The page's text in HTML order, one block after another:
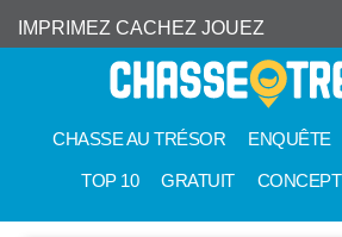
IMPRIMEZ CACHEZ JOUEZ
CHASSE AU TRÉSOR ENQUÊTE
TOP 10 GRATUIT CONCEPT